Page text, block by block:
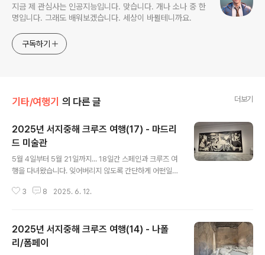
지금 제 관심사는 인공지능입니다. 맞습니다. 개나 소나 중 한
명입니다. 그래도 배워보겠습니다. 세상이 바뀔테니까요.
구독하기
기타/여행기 의 다른 글 더보기
2025년 서지중해 크루즈 여행(17) - 마드리
드 미술관
5월 4일부터 5월 21일까지... 18일간 스페인과 크루즈 여
행을 다녀왔습니다. 잊어버리지 않도록 간단하게 어떤일이
여행을 준비하시는 분이 있다면 도움이 되었으면 좋겠습니
지만, 첫날엔 그냥 톨레도로 이동해서 마드리드는 공항 빼
고는 아무것도 보지 못했습니다. 이렇게 여행 막바지에 마
3 8 2025. 6. 12.
2025년 서지중해 크루즈 여행(14) - 나폴
리/폼페이